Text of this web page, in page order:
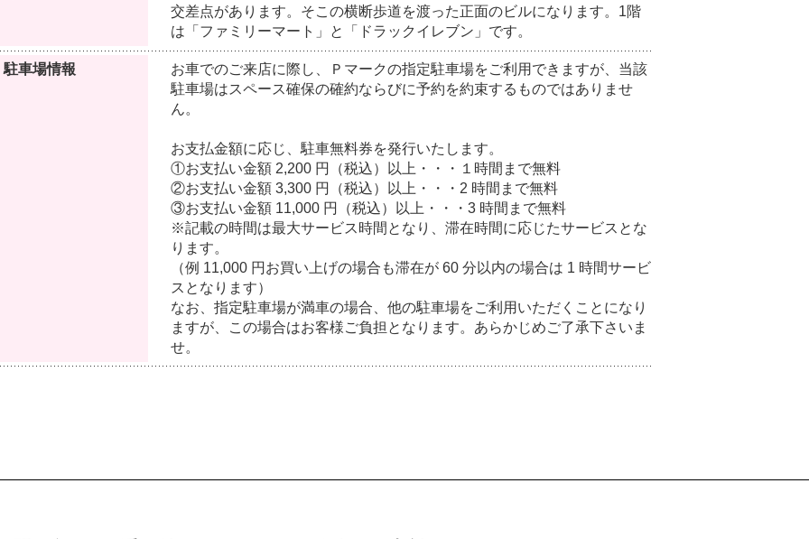
交差点があります。そこの横断歩道を渡った正面のビルになります。1階
は「ファミリーマート」と「ドラックイレブン」です。
駐車場情報
お車でのご来店に際し、Ｐマークの指定駐車場をご利用できますが、当該
駐車場はスペース確保の確約ならびに予約を約束するものではありませ
ん。
お支払金額に応じ、駐車無料券を発行いたします。
①お支払い金額 2,200 円（税込）以上・・・１時間まで無料
②お支払い金額 3,300 円（税込）以上・・・2 時間まで無料
③お支払い金額 11,000 円（税込）以上・・・3 時間まで無料
※記載の時間は最大サービス時間となり、滞在時間に応じたサービスとな
ります。
（例 11,000 円お買い上げの場合も滞在が 60 分以内の場合は 1 時間サービ
スとなります）
なお、指定駐車場が満車の場合、他の駐車場をご利用いただくことになり
ますが、この場合はお客様ご負担となります。あらかじめご了承下さいま
せ。